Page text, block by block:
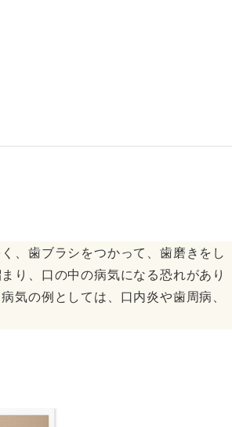
、歯ブラシをつかって、歯磨きをし
り、口の中の病気になる恐れがあり
気の例としては、口内炎や歯周病、